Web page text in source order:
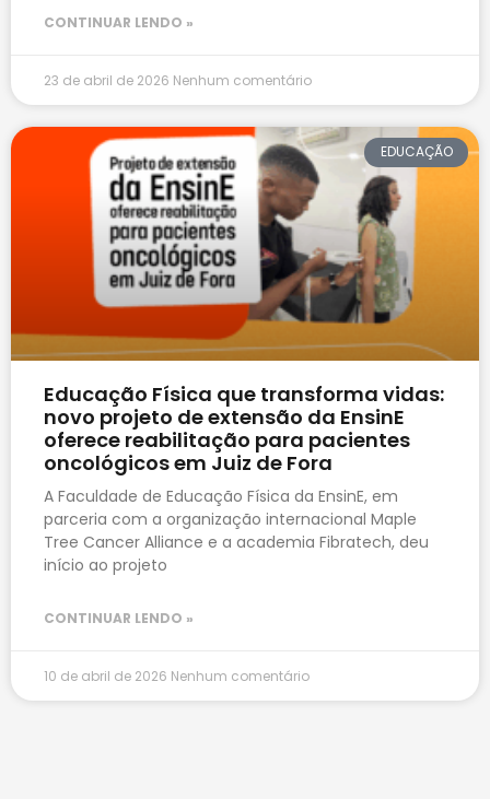
CONTINUAR LENDO »
23 de abril de 2026 Nenhum comentário
EDUCAÇÃO
Educação Física que transforma vidas:
novo projeto de extensão da EnsinE
oferece reabilitação para pacientes
oncológicos em Juiz de Fora
A Faculdade de Educação Física da EnsinE, em
parceria com a organização internacional Maple
Tree Cancer Alliance e a academia Fibratech, deu
início ao projeto
CONTINUAR LENDO »
10 de abril de 2026 Nenhum comentário